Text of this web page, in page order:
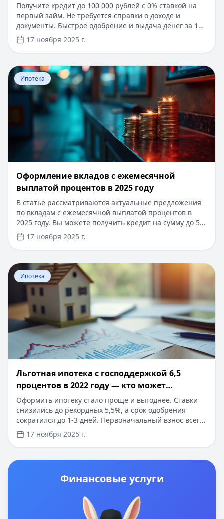
Получите кредит до 100 000 рублей с 0% ставкой на
первый займ. Не требуется справки о доходе и
документы. Быстрое одобрение и выдача денег за 15
минут. Оформите заявку онлайн через сервис
Кредитный Зай и выберите лучшие условия.
17 ноября 2025 г.
Перейти к статье:Оформление вкладов с
Ипотека
Оформление вкладов с ежемесячной
выплатой процентов в 2025 году
В статье рассматриваются актуальные предложения
по вкладам с ежемесячной выплатой процентов в
2025 году. Вы можете получить кредит на сумму до 5
000 000 рублей сроком до 7 лет. Быстрое
рассмотрение заявки, возможность оформления
онлайн, без справок о доходах. Решение за 10 минут.
17 ноября 2025 г.
Перейти к статье:Льготная ипотека с
Ипотека
Льготная ипотека с господдержкой 6,5
процентов в 2022 году — кто может
получить
Оформить ипотеку стало проще и выгоднее. Ставки
снизились до рекордных 5,5%, а срок одобрения
сократился до 1-3 дней. Первоначальный взнос всего
от 15%, максимальная сумма кредита увеличена до 12
млн рублей. Доступно онлайн-оформление без
посещения банка, с минимальным пакетом
документов. Решение по заявке за 24 часа.
17 ноября 2025 г.
Финансовые услуги